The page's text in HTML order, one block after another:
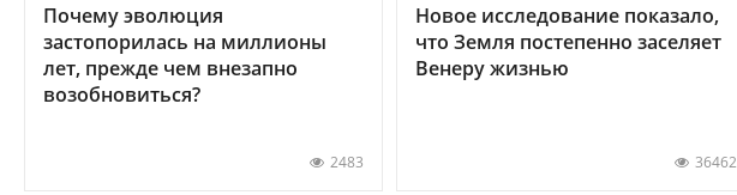
Почему эволюция
застопорилась на миллионы
лет, прежде чем внезапно
возобновиться?
2483
Новое исследование показало,
что Земля постепенно заселяет
Венеру жизнью
36462